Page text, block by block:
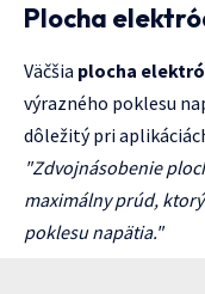
Plocha
Väčšia plocha
výrazného poklesu
dôležitý pri
"Zdvojnásobenie
maximálny prúd,
poklesu napätia."